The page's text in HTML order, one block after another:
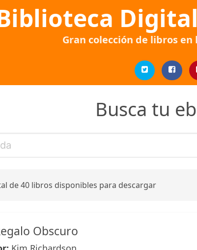
Digital
Gran colección de libros
Busca tu
de 40 libros disponibles para descargar
Obscuro